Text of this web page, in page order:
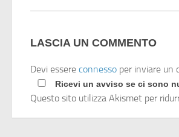
LASCIA UN COMMENTO
Devi essere connesso per inviare un
Ricevi un avviso se ci sono
Questo sito utilizza Akismet per